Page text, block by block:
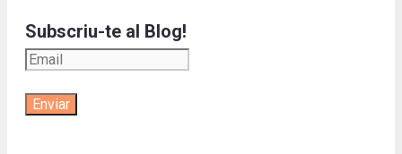
Subscriu-te al Blog!